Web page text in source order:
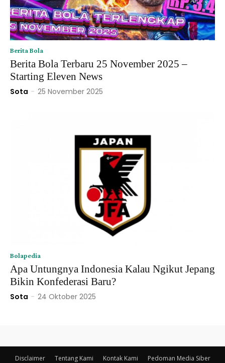
Berita Bola
Berita Bola Terbaru 25 November 2025 –
Starting Eleven News
Sota - 25 November 2025
Bolapedia
Apa Untungnya Indonesia Kalau Ngikut Jepang
Bikin Konfederasi Baru?
Sota - 24 Oktober 2025
Disclaimer Tentang Kami Kontak Kami Pedoman Media Siber